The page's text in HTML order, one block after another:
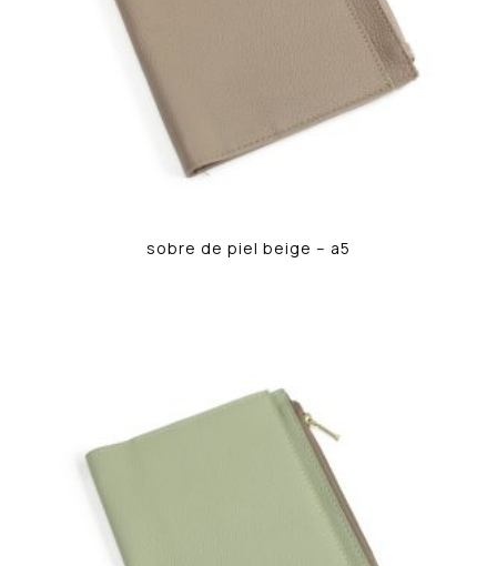
sobre de piel beige – a5